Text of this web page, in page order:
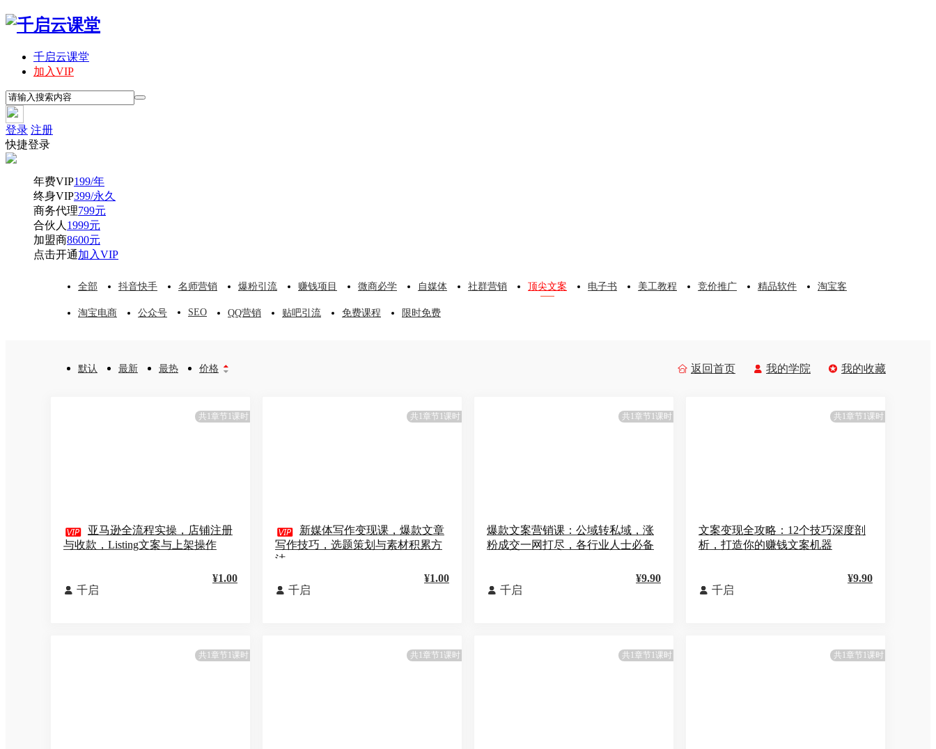
千启云课堂
加入VIP
登录 注册
快捷登录
年费VIP199/年
终身VIP399/永久
商务代理799元
合伙人 1999元
加盟商8600元
点击开通加入VIP
全部 抖音快手 名师营销 爆粉引流 赚钱项目 微商必学 自媒体 社群营销 顶尖文案 电子书 美工教程 竞价推广 精品软件 淘宝客
淘宝电商 公众号 SEO QQ营销 贴吧引流 免费课程 限时免费
 返回首页  我的学院  我的收藏
默认 最新 最热 价格 

共1章节1课时
 亚马逊全流程实操，店铺注册
与收款，Listing文案与上架操作
 千启
¥1.00
共1章节1课时
 新媒体写作变现课，爆款文章
写作技巧，选题策划与素材积累方
法
 千启
¥1.00
共1章节1课时
爆款文案营销课：公域转私域，涨
粉成交一网打尽，各行业人士必备
 千启
¥9.90
共1章节1课时
文案变现全攻略：12个技巧深度剖
析，打造你的赚钱文案机器
 千启
¥9.90
共1章节1课时 共1章节1课时 共1章节1课时 共1章节1课时